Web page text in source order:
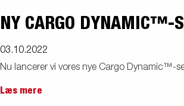
NY CARGO DYNAMIC™-
03.10.2022
Nu lancerer vi vores nye Cargo Dynamic™-
Læs mere